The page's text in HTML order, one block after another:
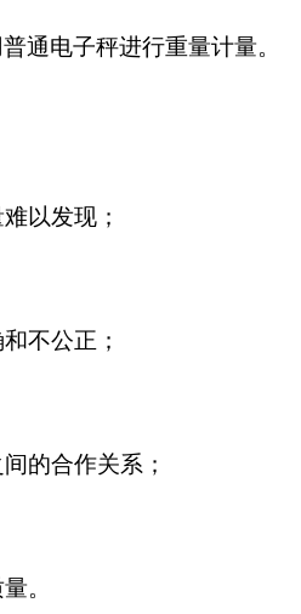
通电子秤进行重量计量。
以发现；
不公正；
的合作关系；
。